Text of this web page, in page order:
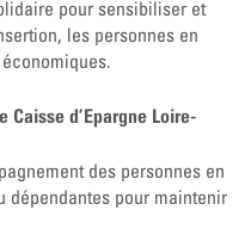
pour sensibiliser et
les personnes en
Caisse d’Epargne Loire-
des personnes en
dépendantes pour maintenir